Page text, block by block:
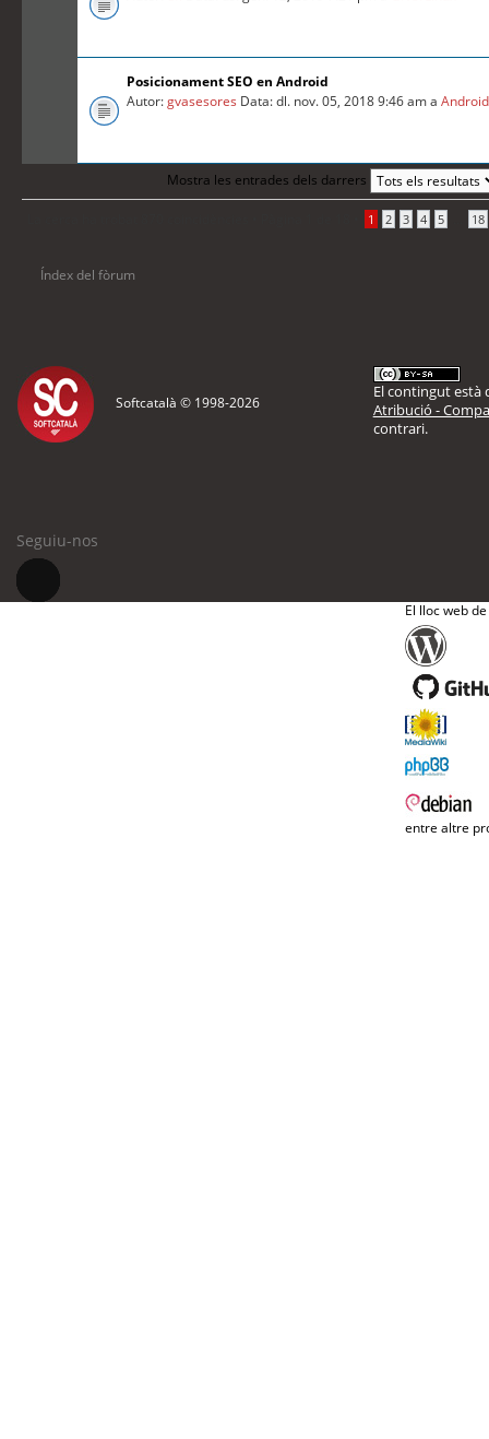
Posicionament SEO en Android
Autor:gvasesores Data: dl. nov. 05, 2018 9:46 am aAndroid
Mostra les entrades dels darrers
1 2 3 4 5 18
Índex del fòrum
Softcatalà © 1998-2026
El contingut està
Atribució -
contrari.
Seguiu-nos
El lloc web
entre altre